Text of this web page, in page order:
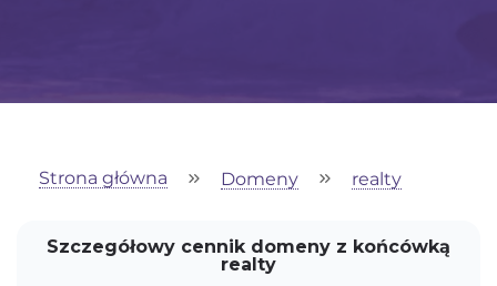
Strona główna Domeny realty
Szczegółowy cennik domeny z końcówką
realty